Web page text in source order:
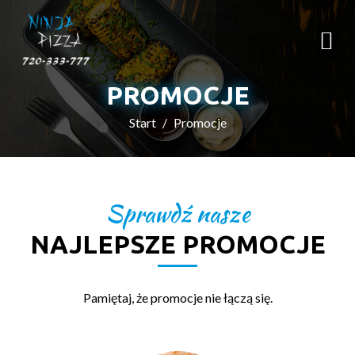
PROMOCJE
Start Promocje
Sprawdź nasze
NAJLEPSZE PROMOCJE
Pamiętaj, że promocje nie łączą się.